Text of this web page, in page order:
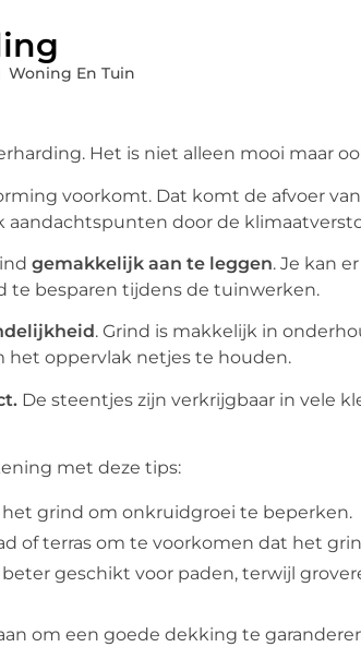
Woning En Tuin
Het is niet alleen mooi maar
voorkomt. Dat komt de afvoer
aandachtspunten door de
gemakkelijk aan te leggen. Je kan
te besparen tijdens de tuinwerken.
. Grind is makkelijk in
oppervlak netjes te houden.
De steentjes zijn verkrijgbaar in vele
met deze tips:
grind om onkruidgroei te beperken.
of terras om te voorkomen dat het
geschikt voor paden, terwijl
om een goede dekking te